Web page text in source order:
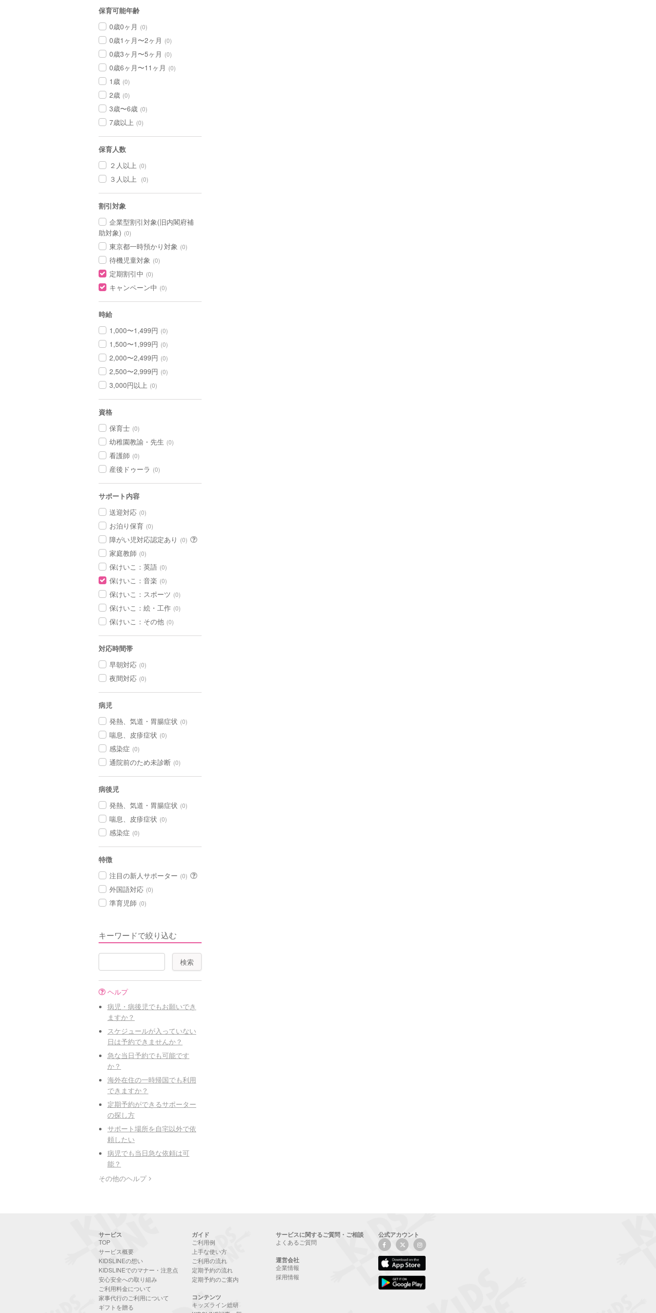
保育可能年齢
0歳0ヶ月 (0)
0歳1ヶ月〜2ヶ月 (0)
0歳3ヶ月〜5ヶ月 (0)
0歳6ヶ月〜11ヶ月 (0)
1歳 (0)
2歳 (0)
3歳〜6歳 (0)
7歳以上 (0)
保育人数
２人以上 (0)
３人以上 (0)
割引対象
企業型割引対象(旧内閣府補
助対象) (0)
東京都一時預かり対象 (0)
待機児童対象 (0)
定期割引中 (0)
キャンペーン中 (0)
時給
1,000〜1,499円 (0)
1,500〜1,999円 (0)
2,000〜2,499円 (0)
2,500〜2,999円 (0)
3,000円以上 (0)
資格
保育士 (0)
幼稚園教諭・先生 (0)
看護師 (0)
産後ドゥーラ (0)
サポート内容
送迎対応 (0)
お泊り保育 (0)
障がい児対応認定あり (0)
家庭教師 (0)
保けいこ：英語 (0)
保けいこ：音楽 (0)
保けいこ：スポーツ (0)
保けいこ：絵・工作 (0)
保けいこ：その他 (0)
対応時間帯
早朝対応 (0)
夜間対応 (0)
病児
発熱、気道・胃腸症状 (0)
喘息、皮疹症状 (0)
感染症 (0)
通院前のため未診断 (0)
病後児
発熱、気道・胃腸症状 (0)
喘息、皮疹症状 (0)
感染症 (0)
特徴
注目の新人サポーター (0)
外国語対応 (0)
準育児師 (0)
キーワードで絞り込む
ヘルプ
病児・病後児でもお願いでき
ますか？
スケジュールが入っていない
日は予約できませんか？
急な当日予約でも可能です
か？
海外在住の一時帰国でも利用
できますか？
定期予約ができるサポーター
の探し方
サポート場所を自宅以外で依
頼したい
病児でも当日急な依頼は可
能？
その他のヘルプ
サービス
TOP
サービス概要
KIDSLINEの想い
KIDSLINEでのマナー・注意点
安心安全への取り組み
ご利用料金について
家事代行のご利用について
ギフトを贈る
ガイド
ご利用例
上手な使い方
ご利用の流れ
定期予約の流れ
定期予約のご案内
コンテンツ
キッズライン総研
サービスに関するご質問・ご相談
よくあるご質問
運営会社
企業情報
採用情報
公式アカウント